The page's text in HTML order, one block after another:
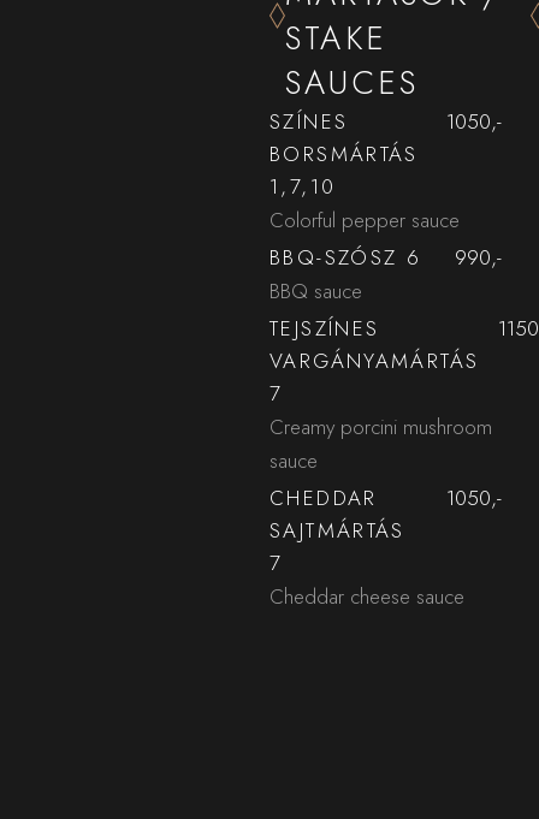
STAKE
SAUCES
SZÍNES
BORSMÁRTÁS
1,7,10
1050,-
Colorful pepper sauce
BBQ-SZÓSZ 6
990,-
BBQ sauce
TEJSZÍNES
VARGÁNYAMÁRTÁS
7
Creamy porcini mushroom
sauce
CHEDDAR
SAJTMÁRTÁS
7
1050,-
Cheddar cheese sauce